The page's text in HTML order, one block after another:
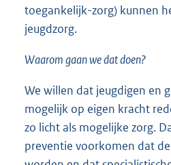
toegankelijk-zorg) kunnen
jeugdzorg.
Waarom gaan we dat doen?
We willen dat jeugdigen en
mogelijk op eigen kracht
zo licht als mogelijke zorg.
preventie voorkomen dat